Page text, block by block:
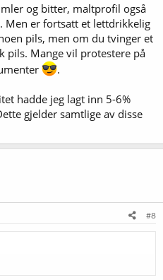
og bitter, maltprofil også
Men er fortsatt et lettdrikkelig
pils, men om du tvinger et
pils. Mange vil protestere på
.
hadde jeg lagt inn 5-6%
gjelder samtlige av disse
#8